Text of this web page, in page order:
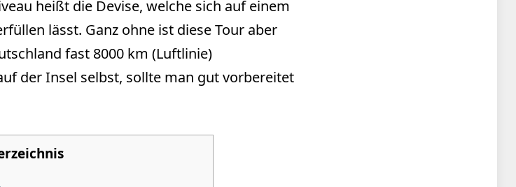
heißt die Devise, welche sich auf einem
lässt. Ganz ohne ist diese Tour aber
fast 8000 km (Luftlinie)
der Insel selbst, sollte man gut vorbereitet